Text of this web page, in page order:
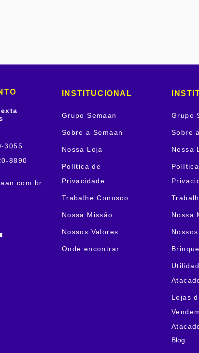
3055
8890
INSTITUCIONAL
Grupo Semaan
Sobre a Semaan
Nossa Loja
Política de
Privacidade
Trabalhe Conosco
Nossa Missão
Nossos Valores
Onde encontrar
Grupo
Sobre
Nossa
Nossa
Lojas
Blog